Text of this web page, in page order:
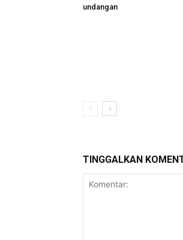
undangan
TINGGALKAN